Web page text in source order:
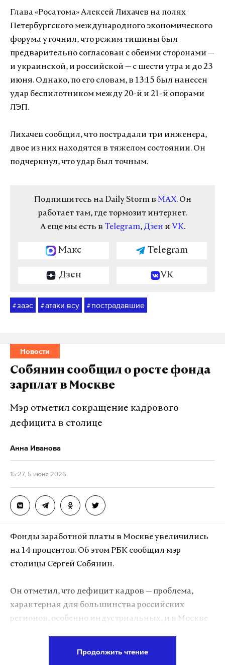
Глава «Росатома» Алексей Лихачев на полях
Петербургского международного экономического
форума уточнил, что режим тишины был
предварительно согласован с обеими сторонами —
и украинской, и российской — с шести утра и до 23
июня. Однако, по его словам, в 13:15 был нанесен
удар беспилотником между 20-й и 21-й опорами
ЛЭП.
Лихачев сообщил, что пострадали три инженера,
двое из них находятся в тяжелом состоянии. Он
подчеркнул, что удар был точным.
Подпишитесь на Daily Storm в MAX. Он
работает там, где тормозит интернет.
А еще мы есть в Telegram, Дзен и VK.
Макс Telegram
Дзен VK
#заэс #атаки всу # пострадавшие
Новости
Собянин сообщил о росте фонда
зарплат в Москве
Мэр отметил сокращение кадрового
дефицита в столице
Анна Иванова
15:27, 5 июня 2026
Фонды заработной платы в Москве увеличились
на 14 процентов. Об этом РБК сообщил мэр
столицы Сергей Собянин.
Он отметил, что дефицит кадров — проблема,
характерная для большинства российских
регионов, особенно индустриальных, и в Москве
Продолжить чтение